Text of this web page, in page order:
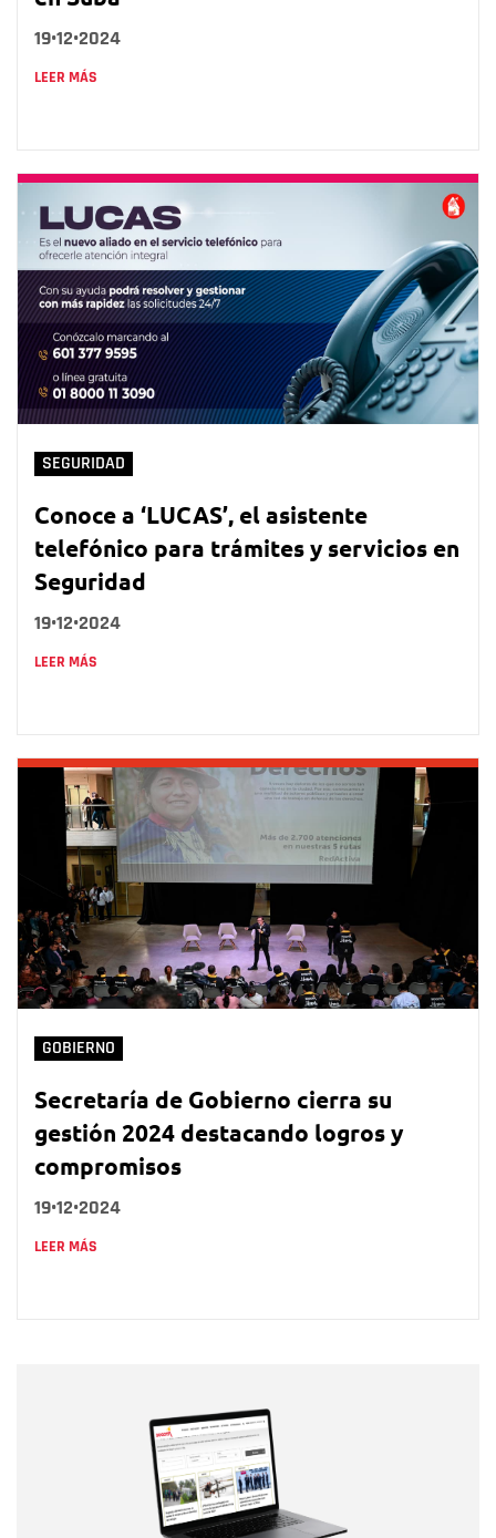
19•12•2024
LEER MÁS
SEGURIDAD
Conoce a ‘LUCAS’, el asistente
telefónico para trámites y servicios en
Seguridad
19•12•2024
LEER MÁS
GOBIERNO
Secretaría de Gobierno cierra su
gestión 2024 destacando logros y
compromisos
19•12•2024
LEER MÁS
Correo electrónico